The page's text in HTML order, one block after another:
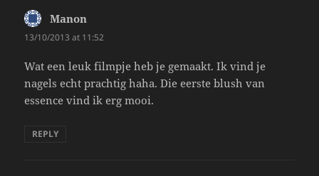
Manon
13/10/2013 at 11:52
Wat een leuk filmpje heb je gemaakt. Ik vind je
nagels echt prachtig haha. Die eerste blush van
essence vind ik erg mooi.
REPLY